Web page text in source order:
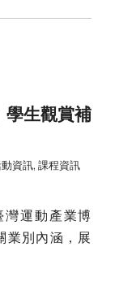
(田徑賽事、趣
適能)申請說明
– 7/28(w5)
學生觀賞補
資訊, 課程資訊
運動產業博
業別內涵，展